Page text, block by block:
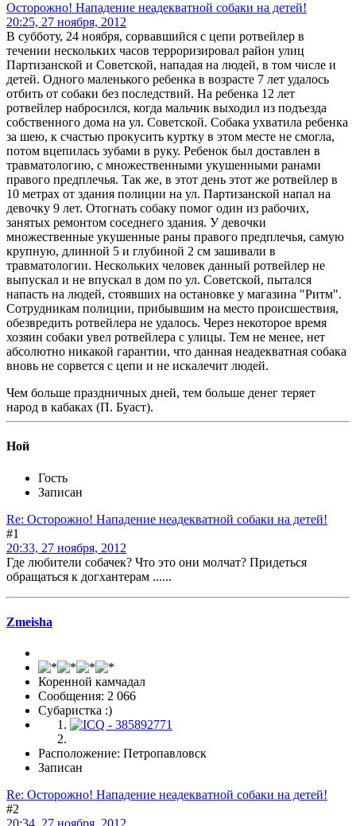
Осторожно! Нападение неадекватной собаки на детей!
20:25, 27 ноября, 2012
В субботу, 24 ноября, сорвавшийся с цепи ротвейлер в
течении нескольких часов терроризировал район улиц
Партизанской и Советской, нападая на людей, в том числе и
детей. Одного маленького ребенка в возрасте 7 лет удалось
отбить от собаки без последствий. На ребенка 12 лет
ротвейлер набросился, когда мальчик выходил из подъезда
собственного дома на ул. Советской. Собака ухватила ребенка
за шею, к счастью прокусить куртку в этом месте не смогла,
потом вцепилась зубами в руку. Ребенок был доставлен в
травматологию, с множественными укушенными ранами
правого предплечья. Так же, в этот день этот же ротвейлер в
10 метрах от здания полиции на ул. Партизанской напал на
девочку 9 лет. Отогнать собаку помог один из рабочих,
занятых ремонтом соседнего здания. У девочки
множественные укушенные раны правого предплечья, самую
крупную, длинной 5 и глубиной 2 см зашивали в
травматологии. Нескольких человек данный ротвейлер не
выпускал и не впускал в дом по ул. Советской, пытался
напасть на людей, стоявших на остановке у магазина "Ритм".
Сотрудникам полиции, прибывшим на место происшествия,
обезвредить ротвейлера не удалось. Через некоторое время
хозяин собаки увел ротвейлера с улицы. Тем не менее, нет
абсолютно никакой гарантии, что данная неадекватная собака
вновь не сорвется с цепи и не искалечит людей.
Чем больше праздничных дней, тем больше денег теряет
народ в кабаках (П. Буаст).
Ной
Гость
Записан
Re: Осторожно! Нападение неадекватной собаки на детей!
#1
20:33, 27 ноября, 2012
Где любители собачек? Что это они молчат? Придеться
обращаться к догхантерам ......
Zmeisha
Коренной камчадал
Сообщения: 2 066
Субаристка :)
Расположение: Петропавловск
Записан
Re: Осторожно! Нападение неадекватной собаки на детей!
#2
20:34, 27 ноября, 2012